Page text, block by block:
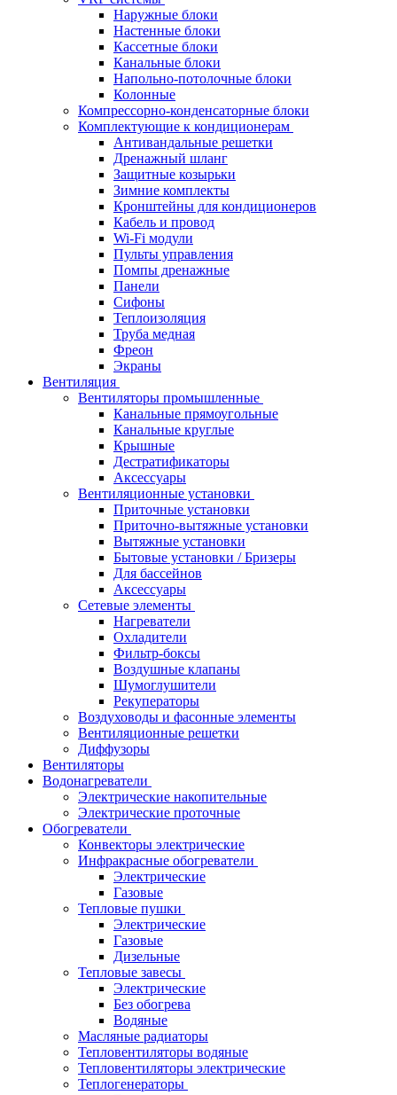
Наружные блоки
Настенные блоки
Кассетные блоки
Канальные блоки
Напольно-потолочные блоки
Колонные
Компрессорно-конденсаторные блоки
Комплектующие к кондиционерам
Антивандальные решетки
Дренажный шланг
Защитные козырьки
Зимние комплекты
Кронштейны для кондиционеров
Кабель и провод
Wi-Fi модули
Пульты управления
Помпы дренажные
Панели
Сифоны
Теплоизоляция
Труба медная
Фреон
Экраны
Вентиляция
Вентиляторы промышленные
Канальные прямоугольные
Канальные круглые
Крышные
Дестратификаторы
Аксессуары
Вентиляционные установки
Приточные установки
Приточно-вытяжные установки
Вытяжные установки
Бытовые установки / Бризеры
Для бассейнов
Аксессуары
Сетевые элементы
Нагреватели
Охладители
Фильтр-боксы
Воздушные клапаны
Шумоглушители
Рекуператоры
Воздуховоды и фасонные элементы
Вентиляционные решетки
Диффузоры
Вентиляторы
Водонагреватели
Электрические накопительные
Электрические проточные
Обогреватели
Конвекторы электрические
Инфракрасные обогреватели
Электрические
Газовые
Тепловые пушки
Электрические
Газовые
Дизельные
Тепловые завесы
Электрические
Без обогрева
Водяные
Масляные радиаторы
Тепловентиляторы водяные
Тепловентиляторы электрические
Теплогенераторы